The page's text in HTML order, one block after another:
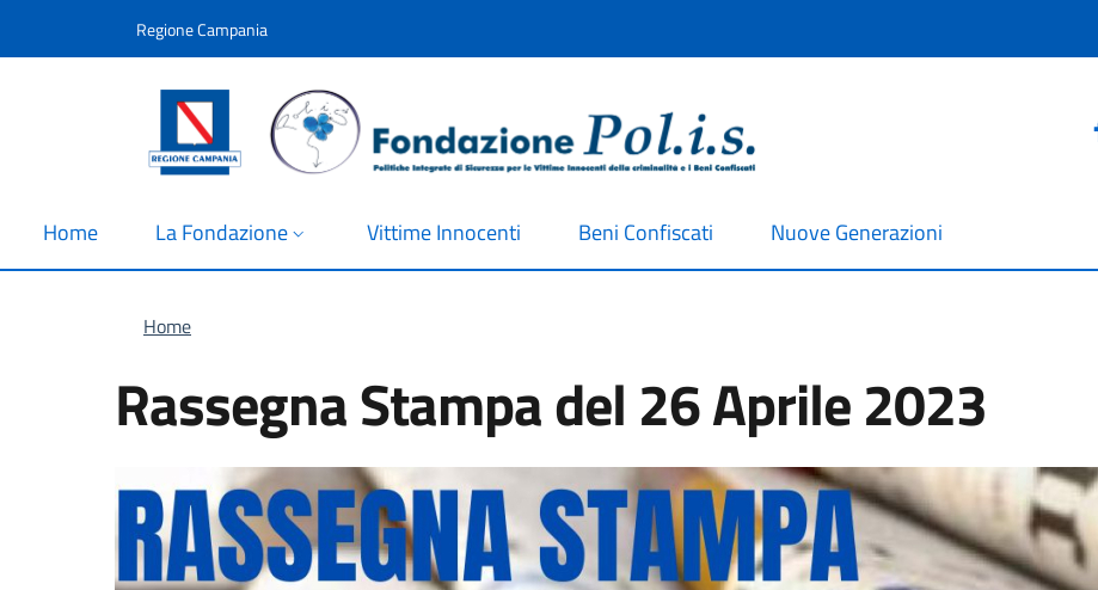
Regione Campania
Home La Fondazione Vittime Innocenti Beni Confiscati Nuove Generazioni
Briciole di pane
Home
Rassegna Stampa del 26 Aprile 2023